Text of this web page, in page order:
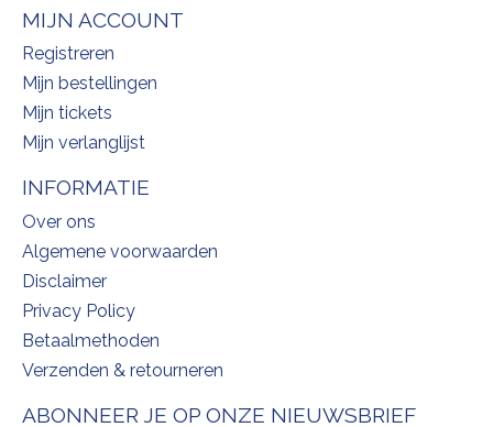
MIJN ACCOUNT
Registreren
Mijn bestellingen
Mijn tickets
Mijn verlanglijst
INFORMATIE
Over ons
Algemene voorwaarden
Disclaimer
Privacy Policy
Betaalmethoden
Verzenden & retourneren
ABONNEER JE OP ONZE NIEUWSBRIEF